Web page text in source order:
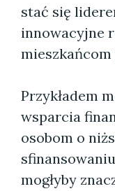
stać się
innowacyjne
mieszkańcom
Przykładem
wsparcia
osobom o
mogłyby